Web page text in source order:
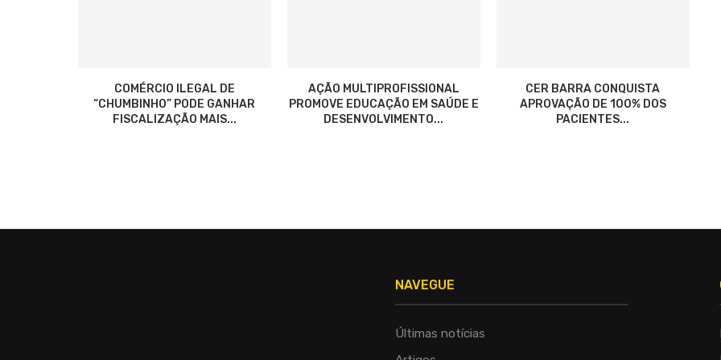
COMÉRCIO ILEGAL DE
“CHUMBINHO” PODE GANHAR
FISCALIZAÇÃO MAIS...
AÇÃO MULTIPROFISSIONAL
PROMOVE EDUCAÇÃO EM SAÚDE E
DESENVOLVIMENTO...
CER BARRA CONQUISTA
APROVAÇÃO DE 100% DOS
PACIENTES...
NAVEGUE
Últimas notícias